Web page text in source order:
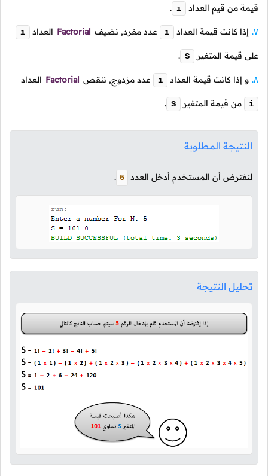
قيمة من قيم العداد i
.
إذا كانت قيمة العداد i عدد مفرد, نضيف Factorial العداد i
على قيمة المتغير S
.
و إذا كانت قيمة العداد i عدد مزدوج, ننقص Factorial العداد
i من قيمة المتغير S
.
النتيجة المطلوبة
لنفترض أن المستخدم أدخل العدد 5
.
تحليل النتيجة